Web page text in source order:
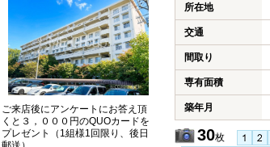
ご来店後にアンケートにお答え頂
くと３，０００円のQUOカードを
プレゼント（1組様1回限り、後日
所在地
交通
間取り
専有面積
築年月
30枚